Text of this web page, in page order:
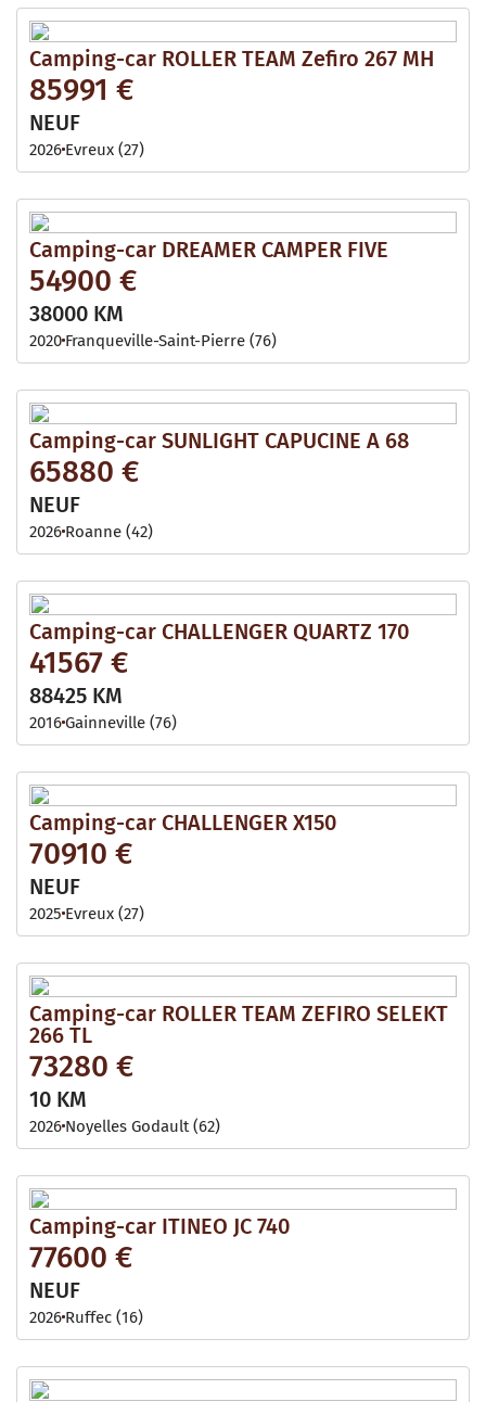
Camping-car ROLLER TEAM Zefiro 267 MH
85991 €
NEUF
2026 Evreux (27)
Camping-car DREAMER CAMPER FIVE
54900 €
38000 KM
2020 Franqueville-Saint-Pierre (76)
Camping-car SUNLIGHT CAPUCINE A 68
65880 €
NEUF
2026 Roanne (42)
Camping-car CHALLENGER QUARTZ 170
41567 €
88425 KM
2016Gainneville (76)
Camping-car CHALLENGER X150
70910 €
NEUF
2025 Evreux (27)
Camping-car ROLLER TEAM ZEFIRO SELEKT
266 TL
73280 €
10 KM
2026 Noyelles Godault (62)
Camping-car ITINEO JC 740
77600 €
NEUF
2026 Ruffec (16)